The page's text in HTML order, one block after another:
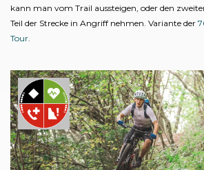
kann man vom Trail aussteigen, oder den
Teil der Strecke in Angriff nehmen. Variante der
Tour